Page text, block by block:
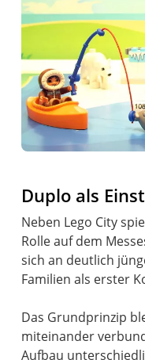
Duplo als
Neben Lego City
Rolle auf dem
sich an deutlich
Familien als erster
Das Grundprinzip
miteinander
Aufbau